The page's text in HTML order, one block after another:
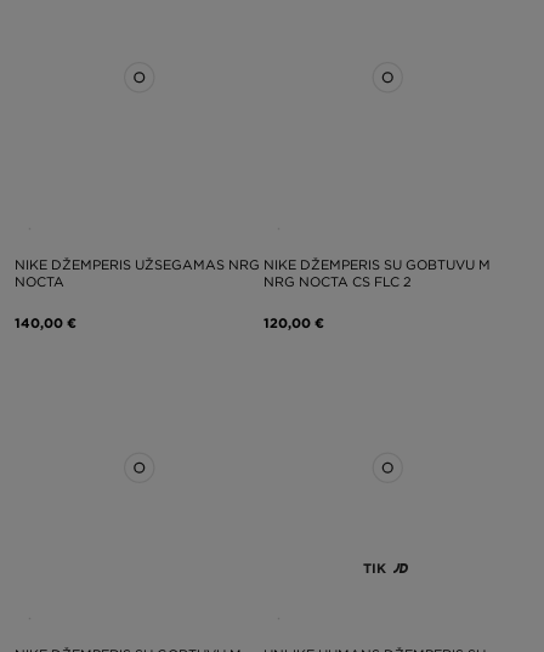
NIKE DŽEMPERIS UŽSEGAMAS NRG
NOCTA
140,00 €
NIKE DŽEMPERIS SU GOBTUVU M
NRG NOCTA CS FLC 2
120,00 €
TIK